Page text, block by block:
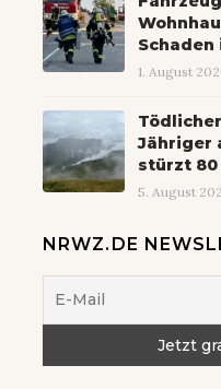
Schaden
1. August
Jähriger
stürzt 80
5. August
NRWZ.DE